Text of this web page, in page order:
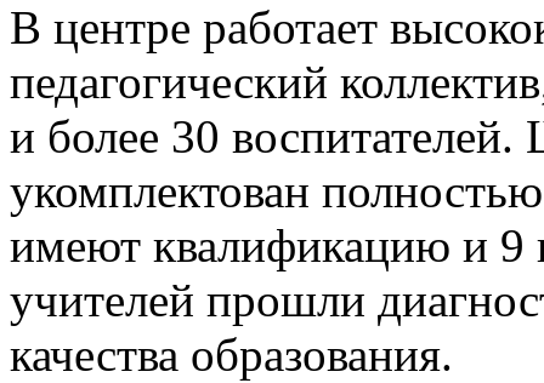
В центре работает
педагогический
и более 30 воспитателей.
укомплектован
имеют квалификацию и
учителей прошли
качества образования.